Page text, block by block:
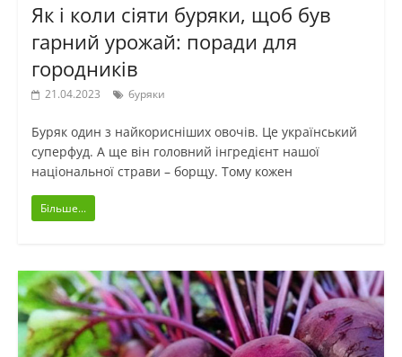
Як і коли сіяти буряки, щоб був
гарний урожай: поради для
городників
21.04.2023 буряки
Буряк один з найкорисніших овочів. Це український
суперфуд. А ще він головний інгредієнт нашої
національної страви – борщу. Тому кожен
Більше...